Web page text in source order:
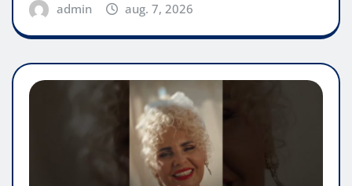
admin aug. 7, 2026